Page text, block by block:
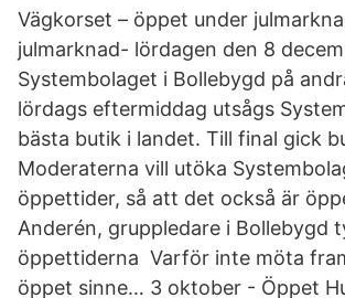
Vägkorset – öppet under
julmarknad- lördagen den 8
Systembolaget i Bollebygd på
lördags eftermiddag utsågs
bästa butik i landet. Till final gick
Moderaterna vill utöka
öppettider, så att det också är
Anderén, gruppledare i Bollebygd
öppettiderna Varför inte möta
öppet sinne… 3 oktober - Öppet